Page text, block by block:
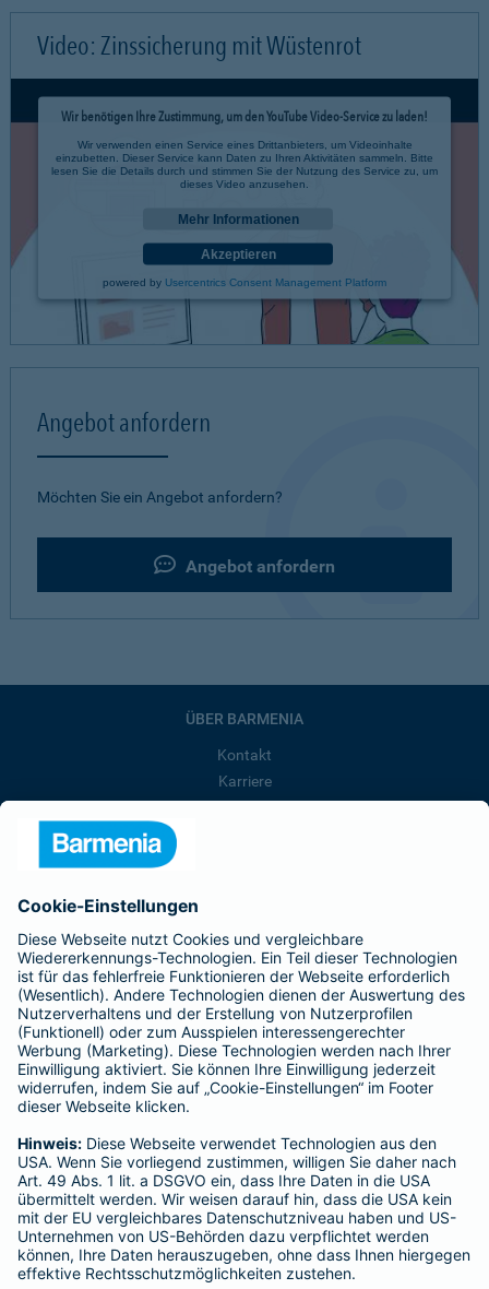
Video: Zinssicherung mit Wüstenrot
Wir benötigen Ihre Zustimmung, um den YouTube Video-Service zu laden!
Wir verwenden einen Service eines Drittanbieters, um Videoinhalte
einzubetten. Dieser Service kann Daten zu Ihren Aktivitäten sammeln. Bitte
lesen Sie die Details durch und stimmen Sie der Nutzung des Service zu, um
dieses Video anzusehen.
Mehr Informationen
Akzeptieren
powered by Usercentrics Consent Management Platform
Angebot anfordern
Möchten Sie ein Angebot anfordern?
Angebot anfordern
ÜBER BARMENIA
Kontakt
Karriere
Presse
Barmenia ist Teil der BarmeniaGothaer
BELIEBTE SEITEN
Kranken-Zusatzversicherung
Tierversicherungen
Haftpflichtversicherung
Hausratversicherung
Adresse ändern
Schaden melden
Kilometerstandsmeldung
Serviceübersicht